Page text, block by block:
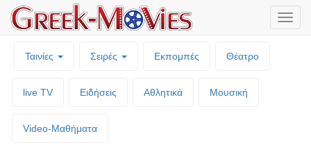
Ταινίες Σειρές Εκπομπές Θέατρο
live TV Ειδήσεις Αθλητικά Μουσική
Video-Mαθήματα